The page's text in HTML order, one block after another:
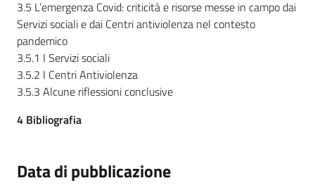
3.5 L’emergenza Covid: criticità e risorse messe in campo dai
Servizi sociali e dai Centri antiviolenza nel contesto
pandemico
3.5.1 I Servizi sociali
3.5.2 I Centri Antiviolenza
3.5.3 Alcune riflessioni conclusive
4 Bibliografia
Data di pubblicazione